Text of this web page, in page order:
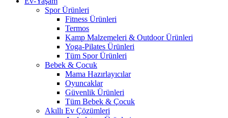
Spor Ürünleri
Fitness Ürünleri
Termos
Kamp Malzemeleri & Outdoor Ürünleri
Yoga-Pilates Ürünleri
Tüm Spor Ürünleri
Bebek & Çocuk
Mama Hazırlayıcılar
Oyuncaklar
Güvenlik Ürünleri
Tüm Bebek & Çocuk
Akıllı Ev Çözümleri